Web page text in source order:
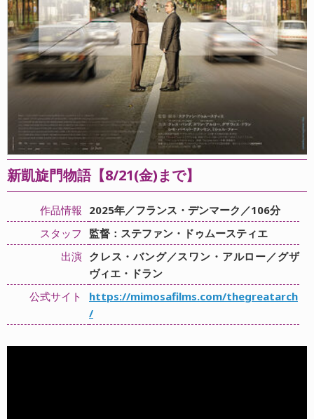
新凱旋門物語【8/21(金)まで】
作品情報 2025年／フランス・デンマーク／106分
スタッフ
監督：ステファン・ドゥムースティエ
出演 クレス・バング／スワン・アルロー／グザ
ヴィエ・ドラン
公式サイト
https://mimosafilms.com/thegreatarch
/